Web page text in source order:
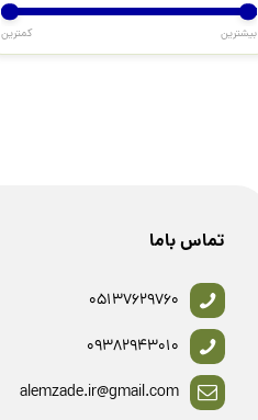
بیشترین کمترین
تماس باما
05137629760
09382943010
alemzade.ir@gmail.com